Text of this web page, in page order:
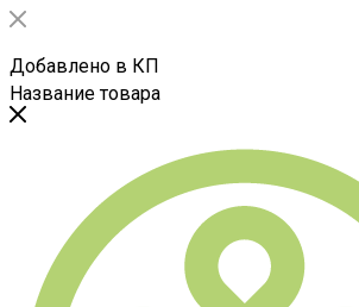
Добавлено в КП
Название товара